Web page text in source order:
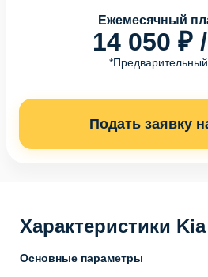
Ежемесячный
14 050 ₽
Подать заявку
Характеристики
Основные параметры